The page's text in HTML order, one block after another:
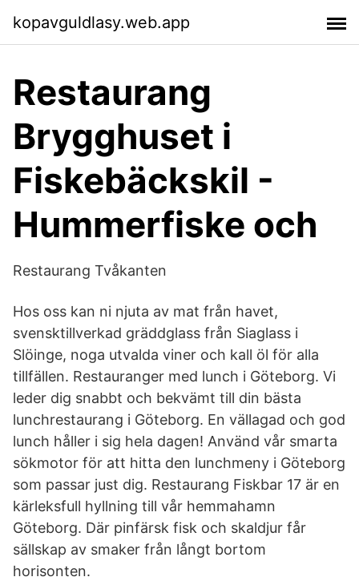
kopavguldlasy.web.app
Restaurang
Brygghuset i
Fiskebäckskil -
Hummerfiske och
Restaurang Tvåkanten
Hos oss kan ni njuta av mat från havet,
svensktillverkad gräddglass från Siaglass i
Slöinge, noga utvalda viner och kall öl för alla
tillfällen. Restauranger med lunch i Göteborg. Vi
leder dig snabbt och bekvämt till din bästa
lunchrestaurang i Göteborg. En vällagad och god
lunch håller i sig hela dagen! Använd vår smarta
sökmotor för att hitta den lunchmeny i Göteborg
som passar just dig. Restaurang Fiskbar 17 är en
kärleksfull hyllning till vår hemmahamn
Göteborg. Där pinfärsk fisk och skaldjur får
sällskap av smaker från långt bortom
horisonten.